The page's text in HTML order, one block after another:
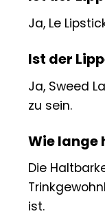
Ja, Le
Ist der
Ja, Sweed
zu sein.
Wie lange
Die
ist.